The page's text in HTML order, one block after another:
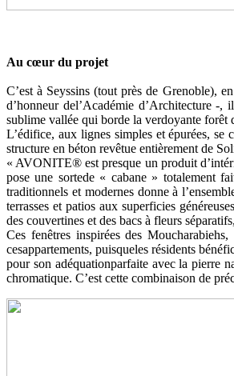
Au cœur du projet
C’est à Seyssins (tout près de Grenoble),
d’honneur del’Académie d’Architecture -
sublime vallée qui borde la verdoyante forêt
L’édifice, aux lignes simples et épurées,
structure en béton revêtue entièrement de
« AVONITE® est presque un produit
pose une sortede « cabane » totalement
traditionnels et modernes donne à
terrasses et patios aux superficies
des couvertines et des bacs à fleurs
Ces fenêtres inspirées des
cesappartements, puisqueles résidents
pour son adéquationparfaite avec la pierre
chromatique. C’est cette combinaison de